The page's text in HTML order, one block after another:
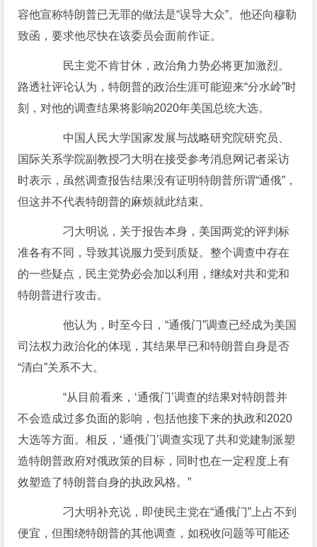
容他宣称特朗普已无罪的做法是“误导大众”。他还向穆勒
致函，要求他尽快在该委员会面前作证。
民主党不肯甘休，政治角力势必将更加激烈。
路透社评论认为，特朗普的政治生涯可能迎来“分水岭”时
刻，对他的调查结果将影响2020年美国总统大选。
中国人民大学国家发展与战略研究院研究员、
国际关系学院副教授刁大明在接受参考消息网记者采访
时表示，虽然调查报告结果没有证明特朗普所谓“通俄”，
但这并不代表特朗普的麻烦就此结束。
刁大明说，关于报告本身，美国两党的评判标
准各有不同，导致其说服力受到质疑。整个调查中存在
的一些疑点，民主党势必会加以利用，继续对共和党和
特朗普进行攻击。
他认为，时至今日，“通俄门”调查已经成为美国
司法权力政治化的体现，其结果早已和特朗普自身是否
“清白”关系不大。
“从目前看来，‘通俄门’调查的结果对特朗普并
不会造成过多负面的影响，包括他接下来的执政和2020
大选等方面。相反，‘通俄门’调查实现了共和党建制派塑
造特朗普政府对俄政策的目标，同时也在一定程度上有
效塑造了特朗普自身的执政风格。”
刁大明补充说，即使民主党在“通俄门”上占不到
便宜，但围绕特朗普的其他调查，如税收问题等可能还